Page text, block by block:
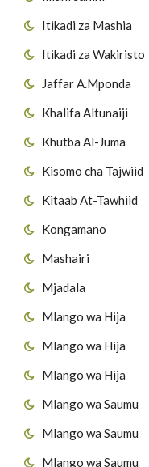
Itikadi za Mashia
Itikadi za Wakiristo
Jaffar A.Mponda
Khalifa Altunaiji
Khutba Al-Juma
Kisomo cha Tajwiid
Kitaab At-Tawhiid
Kongamano
Mashairi
Mjadala
Mlango wa Hija
Mlango wa Hija
Mlango wa Hija
Mlango wa Saumu
Mlango wa Saumu
Mlango wa Saumu